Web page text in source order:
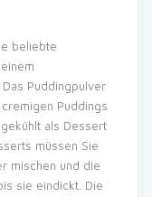
beliebte
Puddingpulver
Puddings
als Dessert
müssen Sie
mischen und die
sie eindickt. Die